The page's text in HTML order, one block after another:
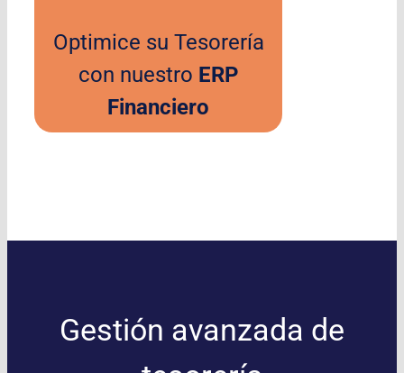
Optimice su Tesorería
con nuestro ERP
Financiero
Gestión avanzada de